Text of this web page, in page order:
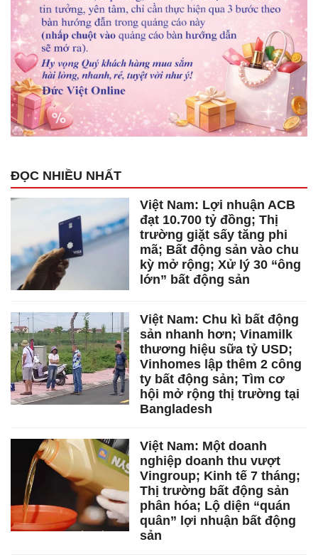
ĐỌC NHIỀU NHẤT
Việt Nam: Lợi nhuận ACB
đạt 10.700 tỷ đồng; Thị
trường giặt sấy tăng phi
mã; Bất động sản vào chu
kỳ mở rộng; Xử lý 30 “ông
lớn” bất động sản
Việt Nam: Chu kì bất động
sản nhanh hơn; Vinamilk
thương hiệu sữa tỷ USD;
Vinhomes lập thêm 2 công
ty bất động sản; Tìm cơ
hội mở rộng thị trường tại
Bangladesh
Việt Nam: Một doanh
nghiệp doanh thu vượt
Vingroup; Kinh tế 7 tháng;
Thị trường bất động sản
phân hóa; Lộ diện “quán
quân” lợi nhuận bất động
sản